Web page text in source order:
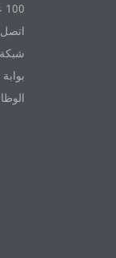
100 عام مع Daikin
اتصل
شبكة